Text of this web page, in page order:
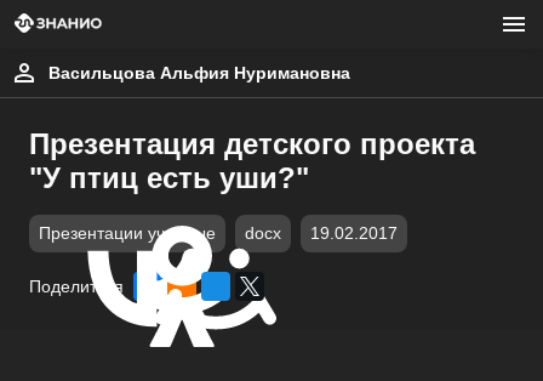
Васильцова Альфия Нуримановна
Презентация детского проекта
"У птиц есть уши?"
Презентации учебные docx 19.02.2017
Поделиться